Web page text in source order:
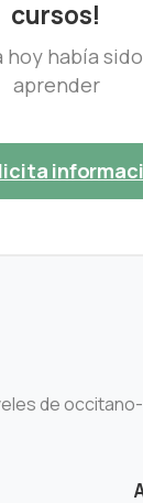
cursos!
hoy había
aprender
de